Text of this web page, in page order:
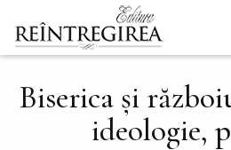
Mergi la conţinutul
Navigare
principală
Biserica și
ideologie,